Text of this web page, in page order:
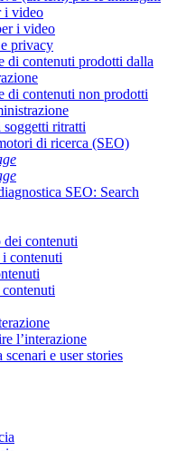
i video
i video
privacy
di contenuti prodotti dalla
di contenuti non prodotti
soggetti ritratti
di ricerca (SEO)
SEO: Search
dei contenuti
contenuti
l’interazione
e user stories